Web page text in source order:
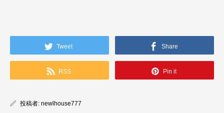
Tweet Share
RSS Pin it
投稿者: newlhouse777